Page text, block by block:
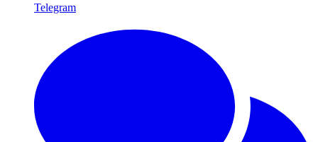
Telegram